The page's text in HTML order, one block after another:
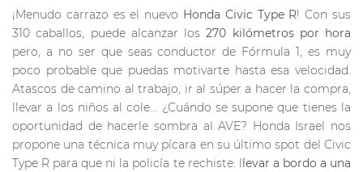
¡Menudo carrazo es el nuevo Honda Civic Type R! Con sus
310 caballos, puede alcanzar los270 kilómetros por hora
pero, a no ser que seas conductor de Fórmula 1, es muy
poco probable que puedas motivarte hasta esa velocidad.
Atascos de camino al trabajo, ir al súper a hacer la compra,
llevar a los niños al cole… ¿Cuándo se supone que tienes la
oportunidad de hacerle sombra al AVE? Honda Israel nos
propone una técnica muy pícara en su último spot del Civic
Type R para que ni la policía te rechiste: llevar a bordo a una